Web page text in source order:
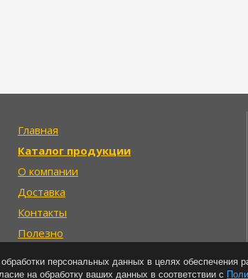
Главная
Каталог продукции
О компании
Доставка
Контакты
Полезно
персональных данных в целях обеспечения
на обработку ваших данных в соответствии с